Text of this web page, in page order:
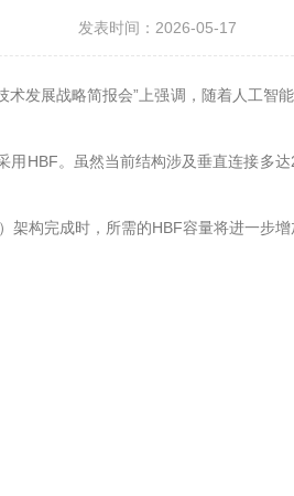
发表时间：2026-05-17
发展战略简报会”上强调，随着人工
HBF。虽然当前结构涉及垂直连接多
构完成时，所需的HBF容量将进一步